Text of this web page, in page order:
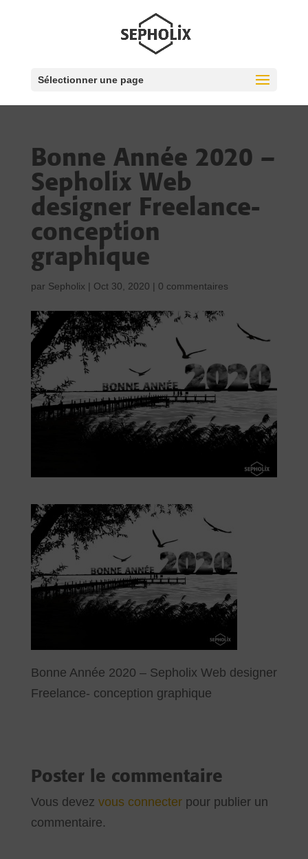
Sélectionner une page
Bonne Année 2020 –
Sepholix Web
designer Freelance-
conception
graphique
par Sepholix | Oct 30, 2020 | 0 commentaires
Bonne Année 2020 – Sepholix Web designer
Freelance- conception graphique
Poster le commentaire
Vous devez vous connecterpour publier un
commentaire.